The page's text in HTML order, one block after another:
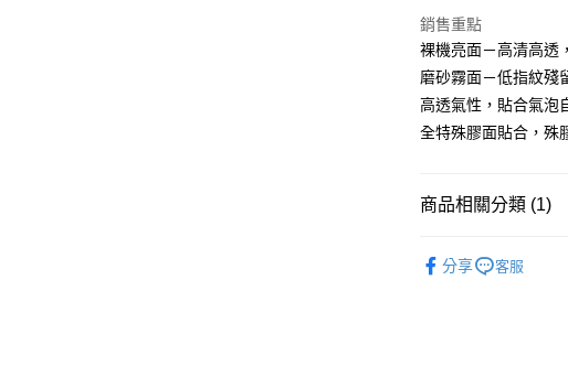
運送方式
全家取貨付款
每筆NT$60，滿
每筆NT$60，滿
每筆NT$55，滿
銷售重點
裸機亮面－高清高透
磨砂霧面－低指紋殘
高透氣性，貼合氣泡
全特殊膠面貼合，殊
商品相關分類 (1)
分享
客服